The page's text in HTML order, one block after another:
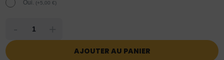
Oui. (+5,00€)
AJOUTER AU PANIER